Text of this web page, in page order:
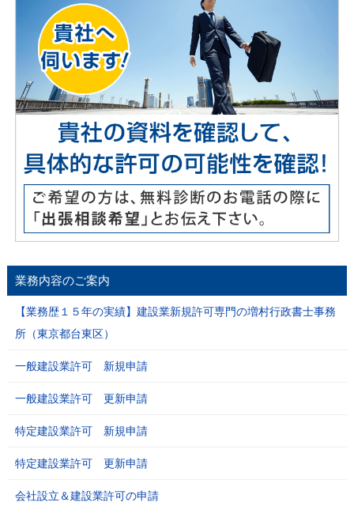
業務内容のご案内
【業務歴１５年の実績】建設業新規許可専門の増村行政書士事務
所（東京都台東区）
一般建設業許可 新規申請
一般建設業許可 更新申請
特定建設業許可 新規申請
特定建設業許可 更新申請
会社設立＆建設業許可の申請